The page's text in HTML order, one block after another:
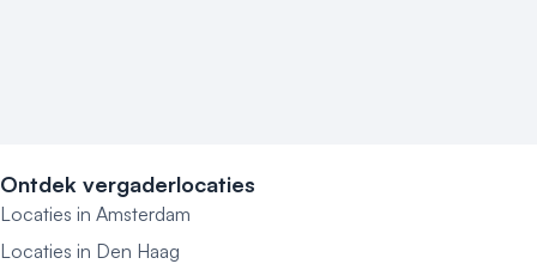
Ontdek vergaderlocaties
Locaties in Amsterdam
Locaties in Den Haag